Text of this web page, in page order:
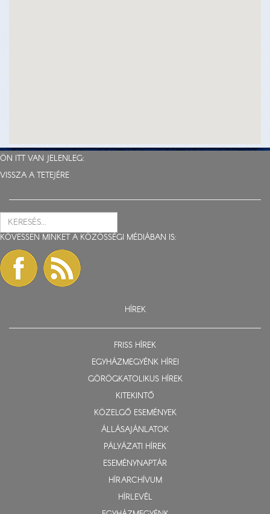
ÖN ITT VAN JELENLEG:
VISSZA A TETEJÉRE
KÖVESSEN MINKET A KÖZÖSSÉGI MÉDIÁBAN IS:
HÍREK
FRISS HÍREK
EGYHÁZMEGYÉNK HÍREI
GÖRÖGKATOLIKUS HÍREK
KITEKINTŐ
KÖZELGŐ ESEMÉNYEK
ÁLLÁSAJÁNLATOK
PÁLYÁZATI HÍREK
ESEMÉNYNAPTÁR
HÍRARCHÍVUM
HÍRLEVÉL